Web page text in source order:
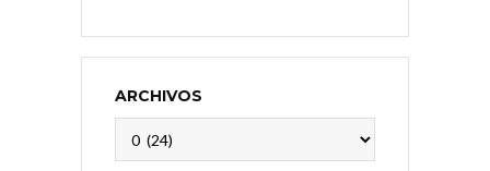
ARCHIVOS